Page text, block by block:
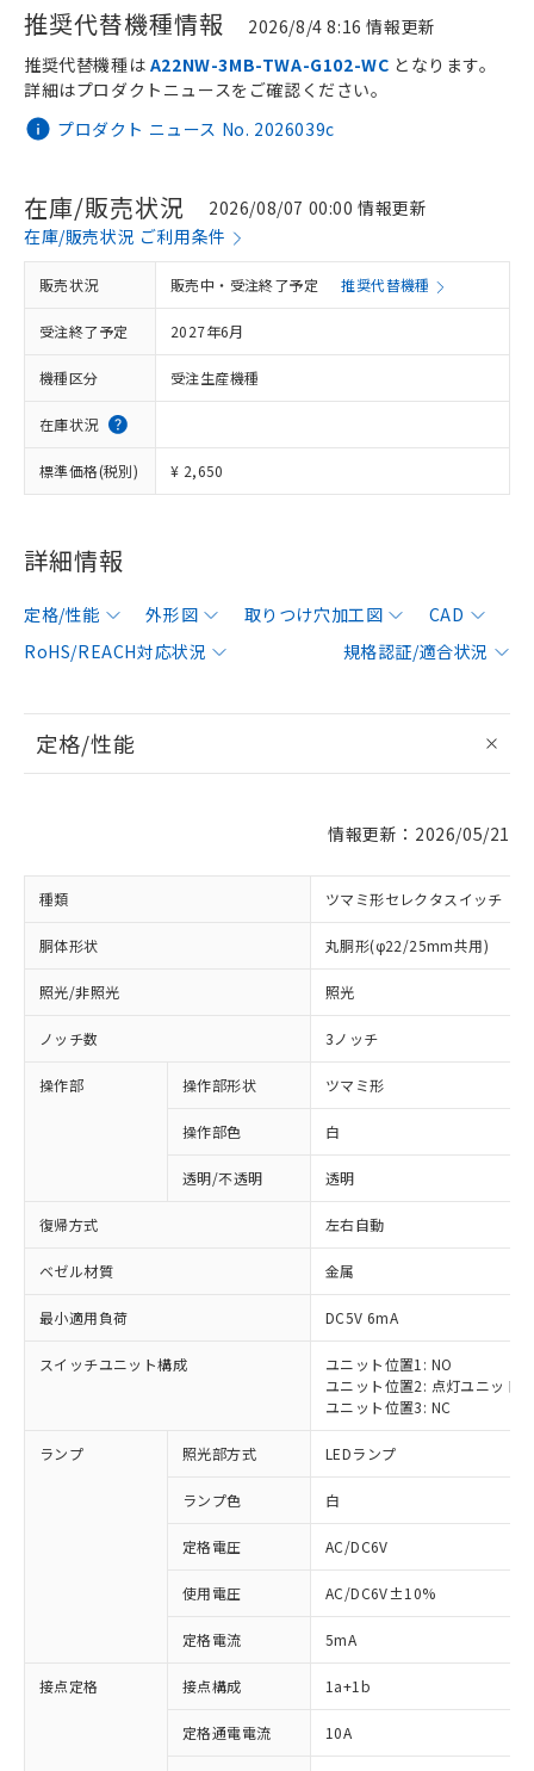
推奨代替機種情報 2026/8/4 8:16 情報更新
プロダクト ニュース No. 2026039c
推奨代替機種は A22NW-3MB-TWA-G102-WC となります。
詳細はプロダクトニュースをご確認ください。
在庫/販売状況
2026/08/07 00:00 情報更新
在庫/販売状況 ご利用条件
販売状況 販売中・受注終了予定 推奨代替機種
受注終了予定 2027年6月
機種区分 受注生産機種
在庫状況
標準価格(税別) ¥ 2,650
詳細情報
定格/性能 外形図 取りつけ穴加工図
CAD
RoHS/REACH対応状況
規格認証/適合状況
定格/性能
情報更新：2026/05/21
種類 ツマミ形セレクタスイッチ
胴体形状 丸胴形(φ22/25mm共用)
照光/非照光 照光
ノッチ数 3ノッチ
操作部 操作部形状 ツマミ形
操作部色 白
透明/不透明 透明
復帰方式 左右自動
ベゼル材質 金属
最小適用負荷 DC5V 6mA
スイッチユニット構成
ユニット位置1: NO
ユニット位置2: 点灯ユニット
ユニット位置3: NC
ランプ 照光部方式 LEDランプ
ランプ色 白
定格電圧 AC/DC6V
使用電圧 AC/DC6V±10%
定格電流 5mA
接点定格 接点構成 1a+1b
定格通電電流 10A
ご利用条件
以下の条件をお読みいただき、同意のうえ
※1 対応状況
対応済み：EU RoHS指令（10物質）の
対応予定：EU RoHS指令（10物質）の非含
商品です。
対応予定なし：EU RoHS指令（10物質）の
非含有に非対応の商品で、対応品を出す予